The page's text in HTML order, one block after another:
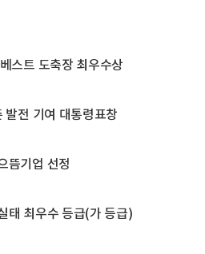
스트 도축장 최우수상
전 기여 대통령표창
뜸기업 선정
태 최우수 등급(가 등급)